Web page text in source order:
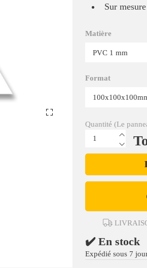
Sur
Matière
Format
Quantité (Le
✔️ En stock
Expédié sous 7